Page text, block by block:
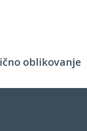
oblikovanje